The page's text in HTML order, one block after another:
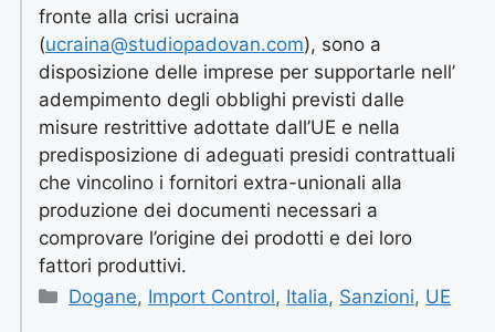
fronte alla crisi ucraina
(ucraina@studiopadovan.com), sono a
disposizione delle imprese per supportarle nell’
adempimento degli obblighi previsti dalle
misure restrittive adottate dall’UE e nella
predisposizione di adeguati presidi contrattuali
che vincolino i fornitori extra-unionali alla
produzione dei documenti necessari a
comprovare l’origine dei prodotti e dei loro
fattori produttivi.
Dogane, Import Control, Italia, Sanzioni, UE